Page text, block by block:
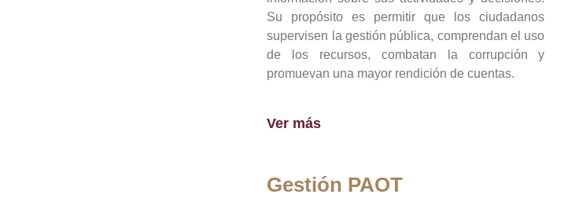
Su propósito es permitir que los ciudadanos
supervisen la gestión pública, comprendan el uso
de los recursos, combatan la corrupción y
promuevan una mayor rendición de cuentas.
Ver más
Gestión PAOT